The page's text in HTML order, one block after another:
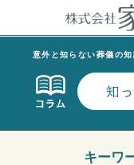
意外と知らない葬儀の
キーワ